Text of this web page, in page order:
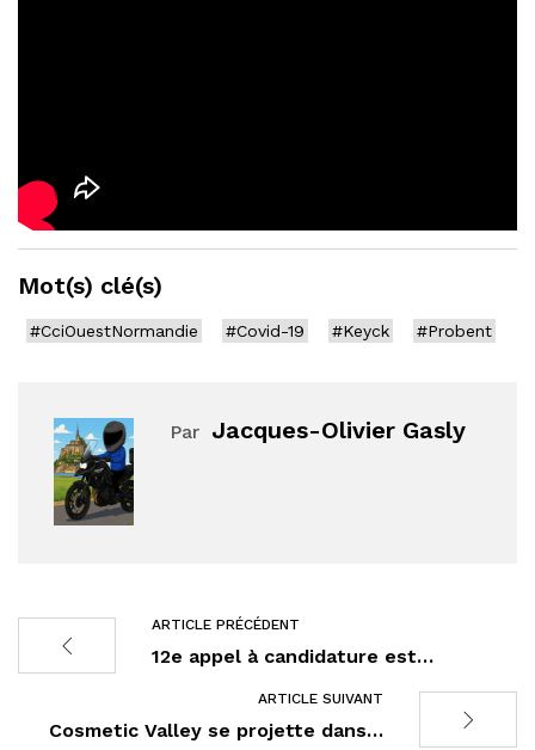
Mot(s) clé(s)
#CciOuestNormandie #Covid-19 #Keyck #Probent
Par Jacques-Olivier Gasly
ARTICLE PRÉCÉDENT
12e appel à candidature est…
ARTICLE SUIVANT
Cosmetic Valley se projette dans…